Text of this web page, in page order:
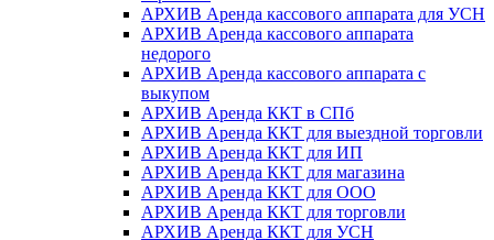
АРХИВ Аренда кассового аппарата для УСН
АРХИВ Аренда кассового аппарата
недорого
АРХИВ Аренда кассового аппарата с
выкупом
АРХИВ Аренда ККТ в СПб
АРХИВ Аренда ККТ для выездной торговли
АРХИВ Аренда ККТ для ИП
АРХИВ Аренда ККТ для магазина
АРХИВ Аренда ККТ для ООО
АРХИВ Аренда ККТ для торговли
АРХИВ Аренда ККТ для УСН